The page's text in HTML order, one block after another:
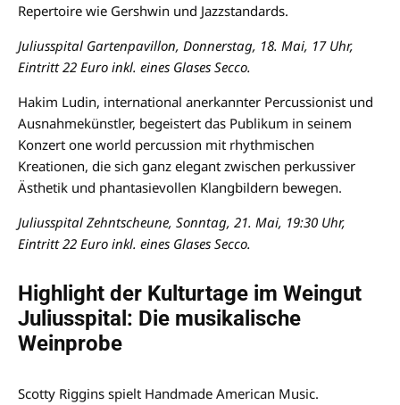
Repertoire wie Gershwin und Jazzstandards.
Juliusspital Gartenpavillon, Donnerstag, 18. Mai, 17 Uhr,
Eintritt 22 Euro inkl. eines Glases Secco.
Hakim Ludin, international anerkannter Percussionist und
Ausnahmekünstler, begeistert das Publikum in seinem
Konzert one world percussion mit rhythmischen
Kreationen, die sich ganz elegant zwischen perkussiver
Ästhetik und phantasievollen Klangbildern bewegen.
Juliusspital Zehntscheune, Sonntag, 21. Mai, 19:30 Uhr,
Eintritt 22 Euro inkl. eines Glases Secco.
Highlight der Kulturtage im Weingut
Juliusspital: Die musikalische
Weinprobe
Scotty Riggins spielt Handmade American Music.